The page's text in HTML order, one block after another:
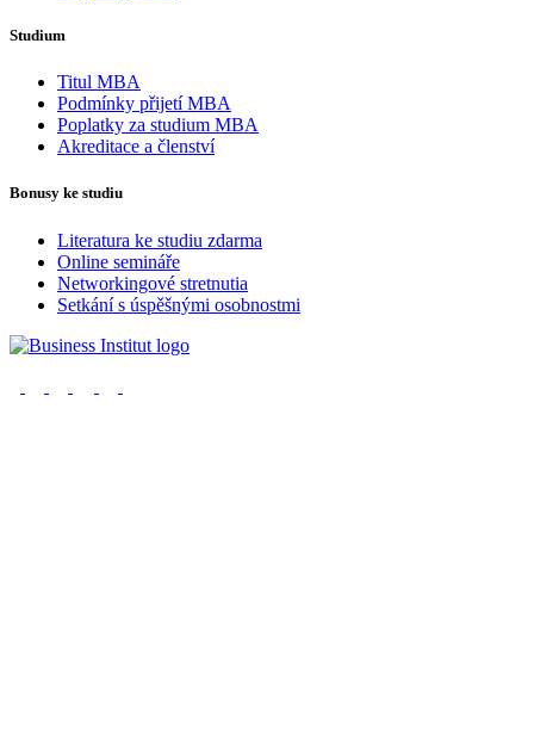
Studium
Titul MBA
Podmínky přijetí MBA
Poplatky za studium MBA
Akreditace a členství
Bonusy ke studiu
Literatura ke studiu zdarma
Online semináře
Networkingové stretnutia
Setkání s úspěšnými osobnostmi